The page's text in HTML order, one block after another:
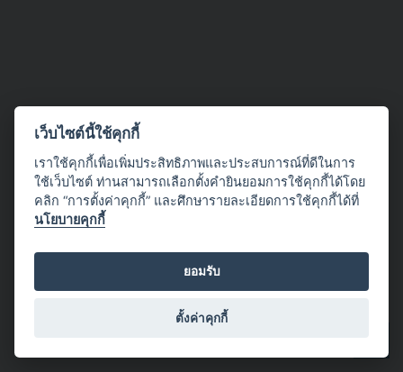
เว็บไซต์นี้ใช้คุกกี้
เราใช้คุกกี้เพื่อเพิ่มประสิทธิภาพและประสบการณ์ที่ดีในการ
ใช้เว็บไซต์ ท่านสามารถเลือกตั้งคำยินยอมการใช้คุกกี้ได้โดย
คลิก “การตั้งค่าคุกกี้” และศึกษารายละเอียดการใช้คุกกี้ได้ที่
นโยบายคุกกี้
ยอมรับ
ตั้งค่าคุกกี้